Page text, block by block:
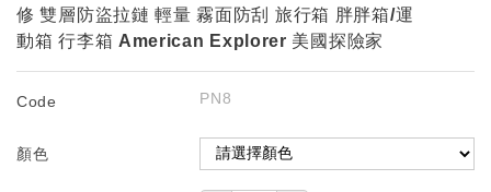
修 雙層防盜拉鏈 輕量 霧面防刮 旅行箱 胖胖箱/運
動箱 行李箱 American Explorer 美國探險家
Code PN8
顏色